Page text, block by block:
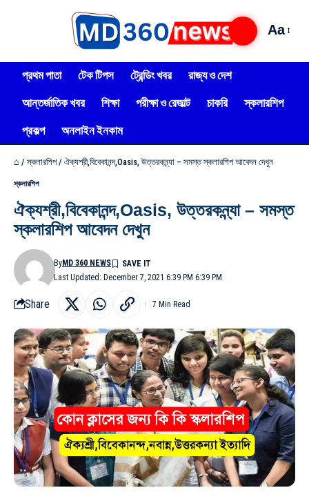
Aa
প্রথম পাতা টেক টিপস ট্রেন্ডিং খবর
রাজ্য ও দেশ
আন্তর্জাতিক খবর
শিক্ষা পরীক্ষা ও রেজাল্ট চাকরি
স্কলারশিপ
প্রকল্প
অনলাইন ইনকাম
⌂ /স্কলারশিপ/ ঐক্যশ্রী,বিবেকানন্দ,Oasis, উত্তরকন্ন্যা – সমস্ত স্কলারশিপ আবেদন দেখুন
স্কলারশিপ
ঐক্যশ্রী,বিবেকানন্দ,Oasis, উত্তরকন্ন্যা – সমস্ত
স্কলারশিপ আবেদন দেখুন
Last Updated: December 7, 2021 6:39 PM 6:39 PM
ByMD 360 NEWS
Share 7 Min Read